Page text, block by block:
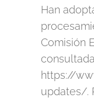
Han
Comisión
https://
updates/.